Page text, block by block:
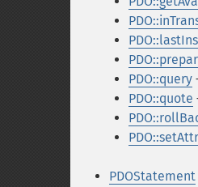
PDO::query
PDO::quote
PDOStatement